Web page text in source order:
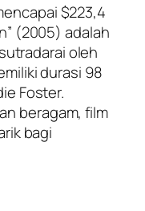
$223,4
(2005) adalah
oleh
durasi 98
Foster.
beragam, film
bagi